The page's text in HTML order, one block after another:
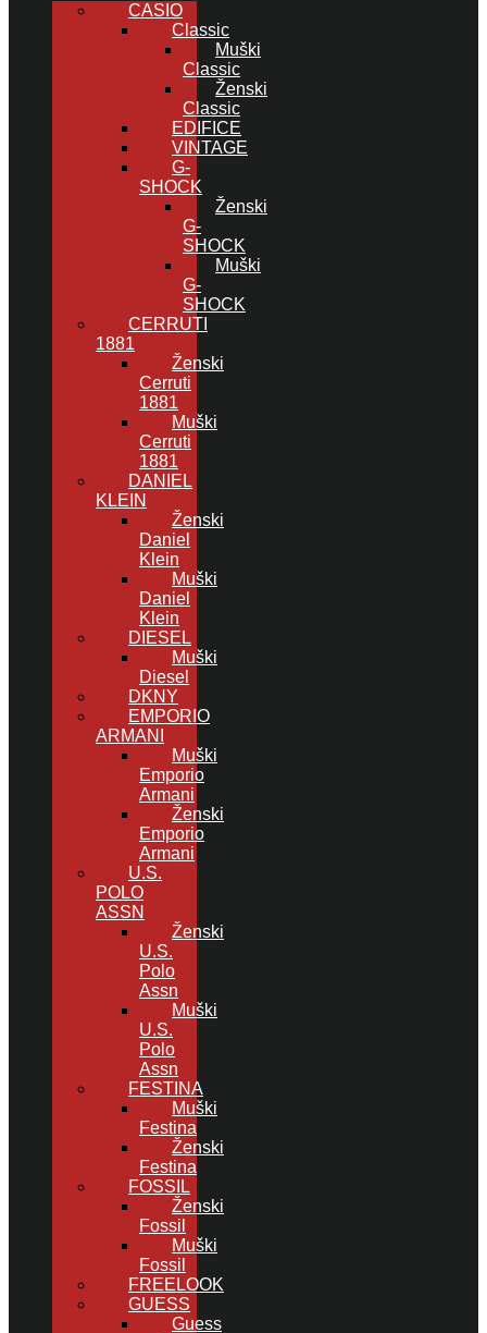
CASIO
Classic
Muški
Classic
Ženski
Classic
EDIFICE
VINTAGE
G-
SHOCK
Ženski
G-
SHOCK
Muški
G-
SHOCK
CERRUTI
1881
Ženski
Cerruti
1881
Muški
Cerruti
1881
DANIEL
KLEIN
Ženski
Daniel
Klein
Muški
Daniel
Klein
DIESEL
Muški
Diesel
DKNY
EMPORIO
ARMANI
Muški
Emporio
Armani
Ženski
Emporio
Armani
U.S.
POLO
ASSN
Ženski
U.S.
Polo
Assn
Muški
U.S.
Polo
Assn
FESTINA
Muški
Festina
Ženski
Festina
FOSSIL
Ženski
Fossil
Muški
Fossil
FREELOOK
GUESS
Guess